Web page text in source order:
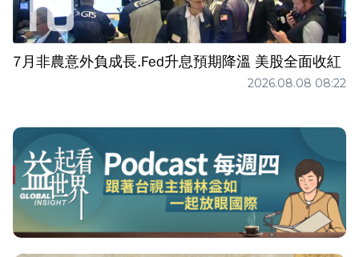
7月非農意外負成長.Fed升息預期降溫 美股全面收紅
2026.08.08 08:22